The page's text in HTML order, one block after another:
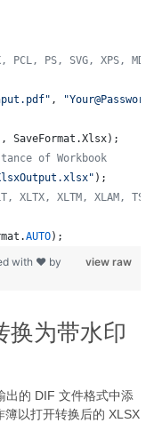
PCL, PS, SVG, XPS,
,
, SaveFormat .Xlsx);
of Workbook
);
XLTX, XLTM, XLAM,
.AUTO);
view raw
with ❤ by
换为带水印
出的 DIF 文件格式中添
以打开转换后的 XLSX